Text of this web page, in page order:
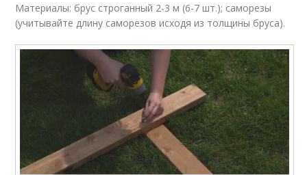
Материалы: брус строганный 2-3 м (6-7 шт.); саморезы
(учитывайте длину саморезов исходя из толщины бруса).